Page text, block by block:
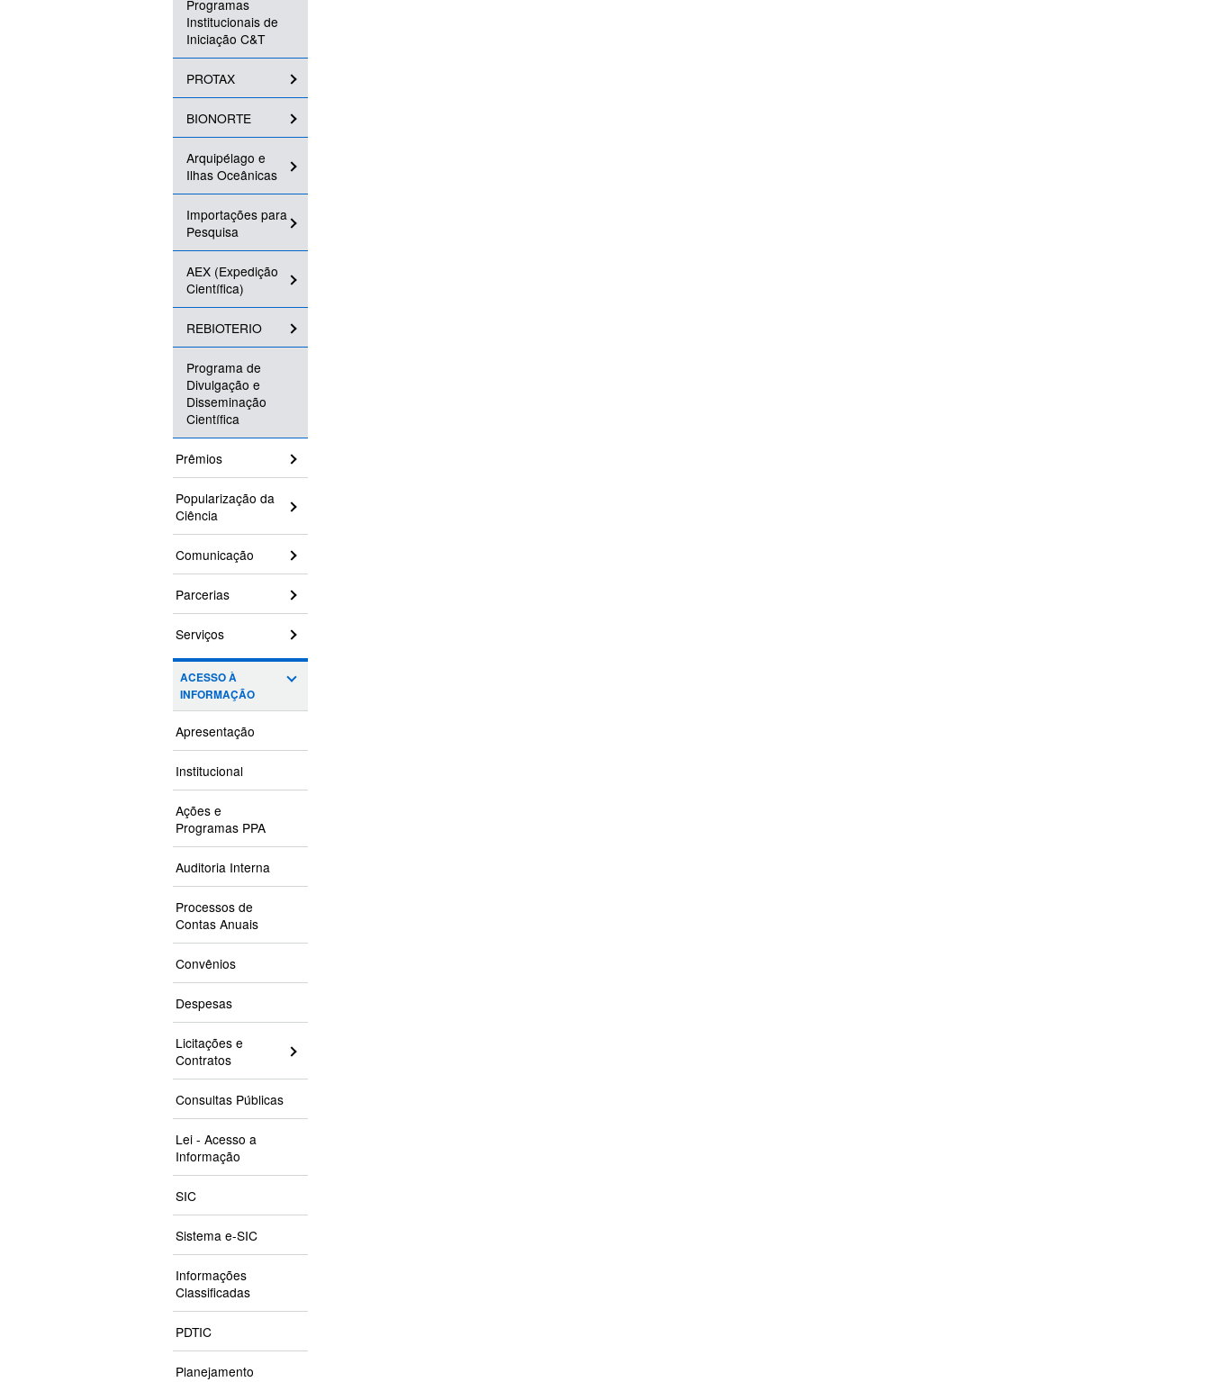
Programas
Institucionais de
Iniciação C&T
PROTAX
BIONORTE
Arquipélago e
Ilhas Oceânicas
Importações para
Pesquisa
AEX (Expedição
Científica)
REBIOTERIO
Programa de
Divulgação e
Disseminação
Científica
Prêmios
Popularização da
Ciência
Comunicação
Parcerias
Serviços
ACESSO À
INFORMAÇÃO
Apresentação
Institucional
Ações e
Programas PPA
Auditoria Interna
Processos de
Contas Anuais
Convênios
Despesas
Licitações e
Contratos
Consultas Públicas
Lei - Acesso a
Informação
SIC
Sistema e-SIC
Informações
Classificadas
PDTIC
Planejamento